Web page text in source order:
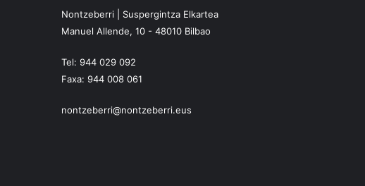
Nontzeberri | Suspergintza Elkartea
Manuel Allende, 10 - 48010 Bilbao
Tel: 944 029 092
Faxa: 944 008 061
nontzeberri@nontzeberri.eus